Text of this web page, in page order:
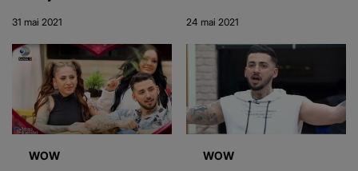
”O iau de
nevastă”
31 mai 2021
"M-am
săturat să fiu
pe locul 2"
24 mai 2021
WOW WOW